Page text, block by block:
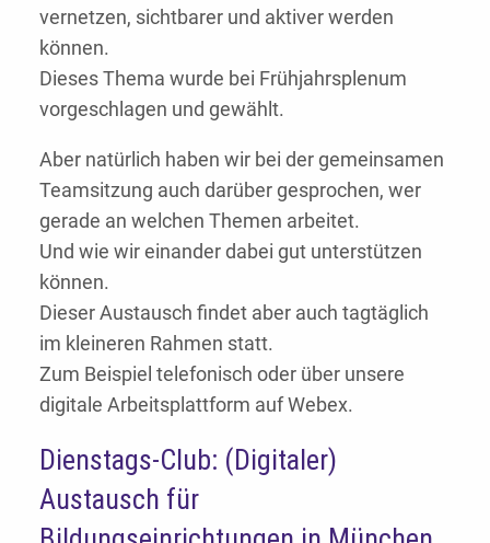
vernetzen, sichtbarer und aktiver werden
können.
Dieses Thema wurde bei Frühjahrsplenum
vorgeschlagen und gewählt.
Aber natürlich haben wir bei der gemeinsamen
Teamsitzung auch darüber gesprochen, wer
gerade an welchen Themen arbeitet.
Und wie wir einander dabei gut unterstützen
können.
Dieser Austausch findet aber auch tagtäglich
im kleineren Rahmen statt.
Zum Beispiel telefonisch oder über unsere
digitale Arbeitsplattform auf Webex.
Dienstags-Club: (Digitaler)
Austausch für